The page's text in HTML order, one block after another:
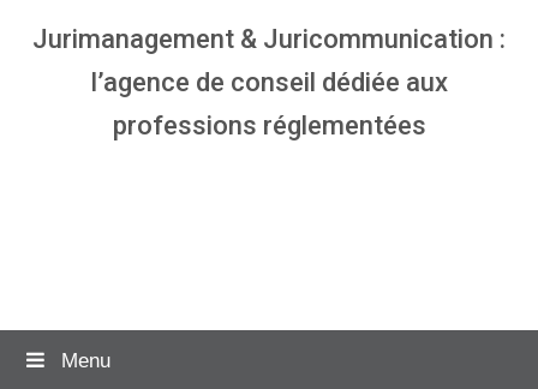
Jurimanagement & Juricommunication :
l’agence de conseil dédiée aux
professions réglementées
Menu